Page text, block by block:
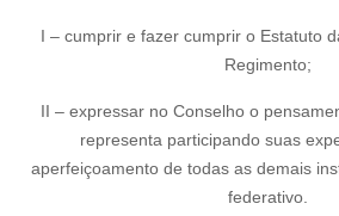
I – cumprir e fazer cumprir o Estatuto
Regimento;
II – expressar no Conselho o
representa participando suas
aperfeiçoamento de todas as demais
federativo.